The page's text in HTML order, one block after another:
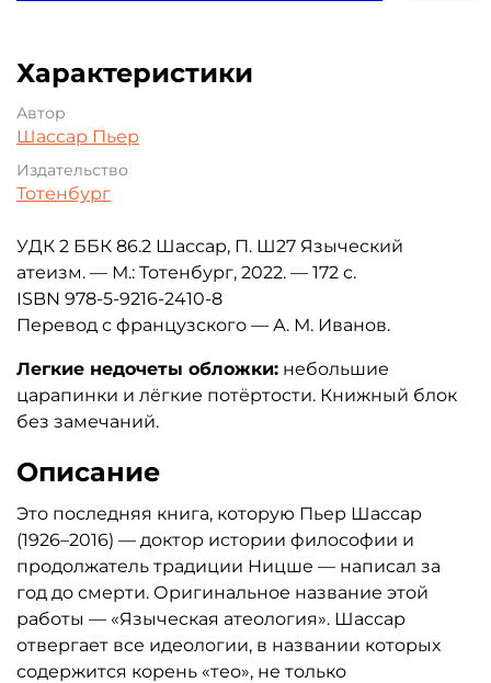
Характеристики
Автор
Шассар Пьер
Издательство
Тотенбург
УДК 2 ББК 86.2 Шассар, П. Ш27 Языческий
атеизм. — М.: Тотенбург, 2022. — 172 с.
ISBN 978-5-9216-2410-8
Перевод с французского — А. М. Иванов.
Легкие недочеты обложки: небольшие
царапинки и лёгкие потёртости. Книжный блок
без замечаний.
Описание
Это последняя книга, которую Пьер Шассар
(1926–2016) — доктор истории философии и
продолжатель традиции Ницше — написал за
год до смерти. Оригинальное название этой
работы — «Языческая атеология». Шассар
отвергает все идеологии, в названии которых
содержится корень «тео», не только